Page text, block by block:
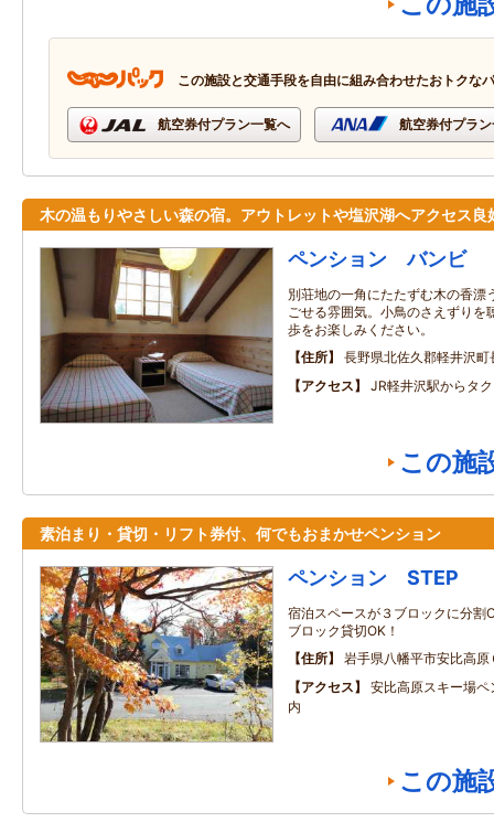
この施設と交通手段を自由に組み合わせたおトクな
航空券付プラン一覧へ 航空券付プラ
木の温もりやさしい森の宿。アウトレットや塩沢湖へアクセス良
ペンション バンビ
別荘地の一角にたたずむ木の香漂
ごせる雰囲気。小鳥のさえずりを
歩をお楽しみください。
住所
長野県北佐久郡軽井沢
アクセス
JR軽井沢駅からタ
この施
素泊まり・貸切・リフト券付、何でもおまかせペンション
ペンション STEP
宿泊スペースが３ブロックに分
ブロック貸切OK！
住所
岩手県八幡平市安比高原
アクセス
安比高原スキー場
内
この施